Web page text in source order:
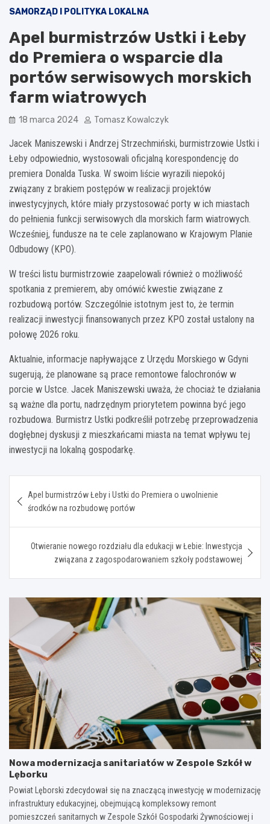
SAMORZĄD I POLITYKA LOKALNA
Apel burmistrzów Ustki i Łeby
do Premiera o wsparcie dla
portów serwisowych morskich
farm wiatrowych
18 marca 2024 Tomasz Kowalczyk
Jacek Maniszewski i Andrzej Strzechmiński, burmistrzowie Ustki i
Łeby odpowiednio, wystosowali oficjalną korespondencję do
premiera Donalda Tuska. W swoim liście wyrazili niepokój
związany z brakiem postępów w realizacji projektów
inwestycyjnych, które miały przystosować porty w ich miastach
do pełnienia funkcji serwisowych dla morskich farm wiatrowych.
Wcześniej, fundusze na te cele zaplanowano w Krajowym Planie
Odbudowy (KPO).
W treści listu burmistrzowie zaapelowali również o możliwość
spotkania z premierem, aby omówić kwestie związane z
rozbudową portów. Szczególnie istotnym jest to, że termin
realizacji inwestycji finansowanych przez KPO został ustalony na
połowę 2026 roku.
Aktualnie, informacje napływające z Urzędu Morskiego w Gdyni
sugerują, że planowane są prace remontowe falochronów w
porcie w Ustce. Jacek Maniszewski uważa, że chociaż te działania
są ważne dla portu, nadrzędnym priorytetem powinna być jego
rozbudowa. Burmistrz Ustki podkreślił potrzebę przeprowadzenia
dogłębnej dyskusji z mieszkańcami miasta na temat wpływu tej
inwestycji na lokalną gospodarkę.
wpisu
Apel burmistrzów Łeby i Ustki do Premiera o uwolnienie
środków na rozbudowę portów
Otwieranie nowego rozdziału dla edukacji w Łebie: Inwestycja
związana z zagospodarowaniem szkoły podstawowej
Nowa modernizacja sanitariatów w Zespole Szkół w
Lęborku
Powiat Lęborski zdecydował się na znaczącą inwestycję w modernizację
infrastruktury edukacyjnej, obejmującą kompleksowy remont
pomieszczeń sanitarnych w Zespole Szkół Gospodarki Żywnościowej i